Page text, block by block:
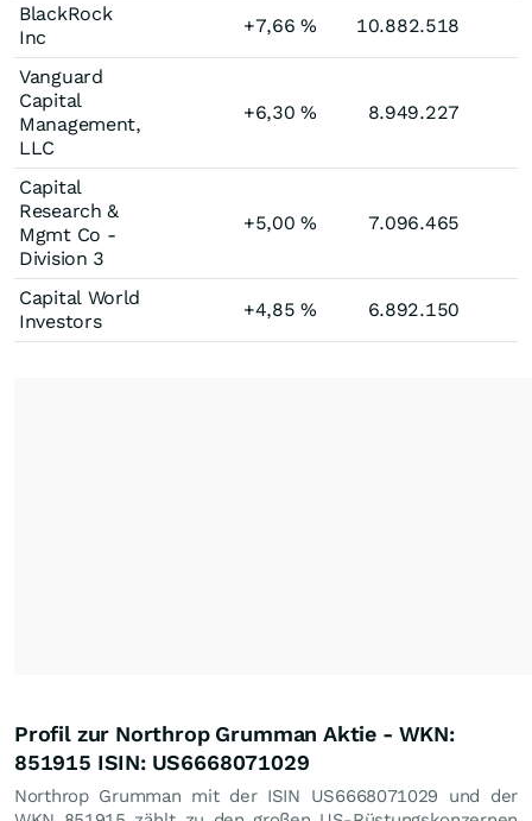
BlackRock
Inc
+7,66% 10.882.518
Vanguard
Capital
Management,
LLC
+6,30% 8.949.227
Capital
Research &
Mgmt Co -
Division 3
+5,00% 7.096.465
Capital World
Investors
+4,85% 6.892.150
Profil zur Northrop Grumman Aktie - WKN:
851915 ISIN: US6668071029
Northrop Grumman mit der ISIN US6668071029 und der